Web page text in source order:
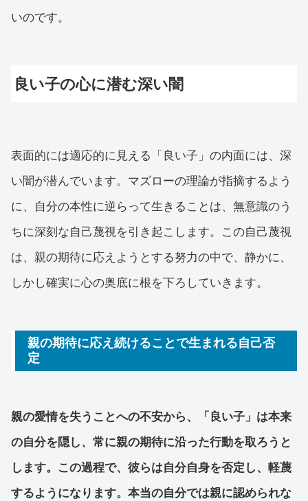
いのです。
良い子の心に潜む深い闇
表面的には適応的に見える「良い子」の内面には、深
い闇が潜んでいます。マズローの理論が指摘するよう
に、自分の本性に逆らって生きることは、無意識のう
ちに深刻な自己蔑視を引き起こします。この自己蔑視
は、親の期待に応えようとする努力の中で、静かに、
しかし確実に心の奥底に根を下ろしていきます。
親の期待に応え続けることで生まれる自己否
定
親の愛情を失うことへの不安から、「良い子」は本来
の自分を隠し、常に親の期待に沿った行動を取ろうと
します。この過程で、彼らは自分自身を否定し、軽蔑
するようになります。本当の自分では親に認められな